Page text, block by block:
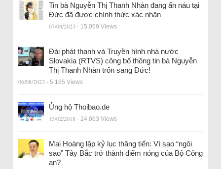
Tin bà Nguyễn Thị Thanh Nhàn đang ẩn náu tại
Đức đã được chính thức xác nhận
07/08/2023 - 15.069 Views
Đài phát thanh và Truyền hình nhà nước
Slovakia (RTVS) công bố thông tin bà Nguyễn
Thị Thanh Nhàn trốn sang Đức!
06/08/2023 - 5.165 Views
Ủng hộ Thoibao.de
15/02/2018 - 24.063 Views
Mai Hoàng lập kỷ lục thăng tiến: Vì sao “ngôi
sao” Tây Bắc trở thành điểm nóng của Bộ Công
an?